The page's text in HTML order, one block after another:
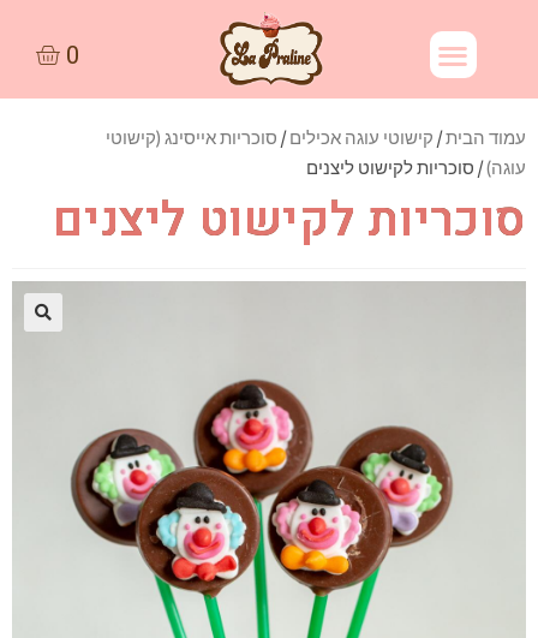
עמוד הבית/ קישוטי עוגה אכילים/ סוכריות אייסינג (קישוטי
עוגה)/ סוכריות לקישוט ליצנים
סוכריות לקישוט ליצנים